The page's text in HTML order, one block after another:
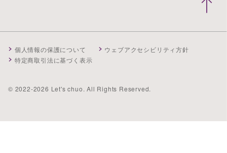
個人情報の保護について
ウェブアクセシビリティ方針
特定商取引法に基づく表示
© 2022-2026 Let's chuo. All Rights Reserved.